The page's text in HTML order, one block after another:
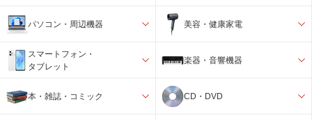
パソコン・周辺機器 美容・健康家電
スマートフォン・
タブレット
楽器・音響機器
本・雑誌・コミック CD・DVD